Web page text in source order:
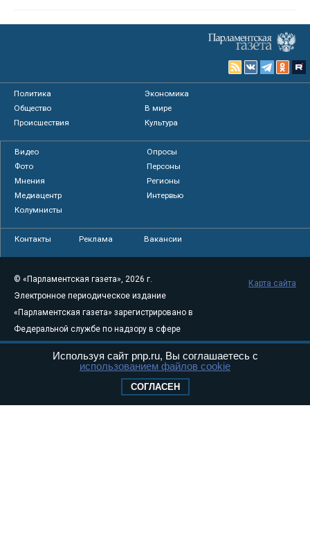
Политика
Экономика
Общество
В мире
Происшествия
Культура
Видео
Опросы
Фото
Персоны
Мнения
Регионы
Медиацентр
Интервью
Колумнисты
Контакты Реклама Вакансии
© «Парламентская газета», 2026 г.
Электронное периодическое издание
«Парламентская газета» зарегистрировано в
Федеральной службе по надзору в сфере
связи, информационных технологий и
массовых коммуникаций (Роскомнадзор) 05
Свидетельство о регистрации Эл № ФС77-
Карта сайта
Используя сайт pnp.ru, Вы соглашаетесь с
использованием файлов cookie
СОГЛАСЕН